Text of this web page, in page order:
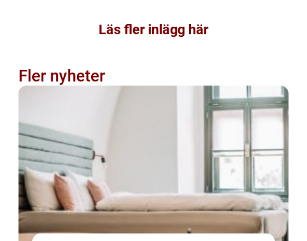
Läs fler inlägg här
Fler nyheter